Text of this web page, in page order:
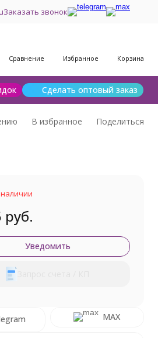
Заказать звонок
Сравнение Избранное Корзина
Сделать оптовый заказ
В избранное Поделиться
руб.
Уведомить
MAX